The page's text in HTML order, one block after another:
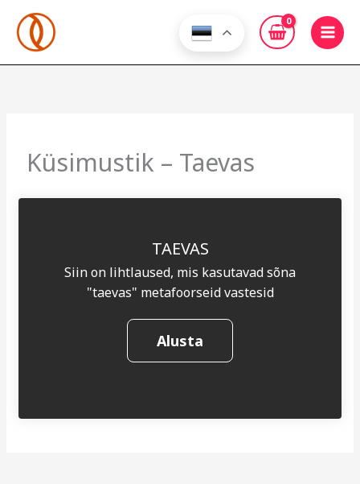
content
Küsimustik – Taevas
TAEVAS
Siin on lihtlaused, mis kasutavad sõna
"taevas" metafoorseid vastesid